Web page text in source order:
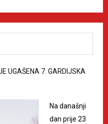
UGAŠENA 7. GARDIJSKA
Na današnji
dan prije 23